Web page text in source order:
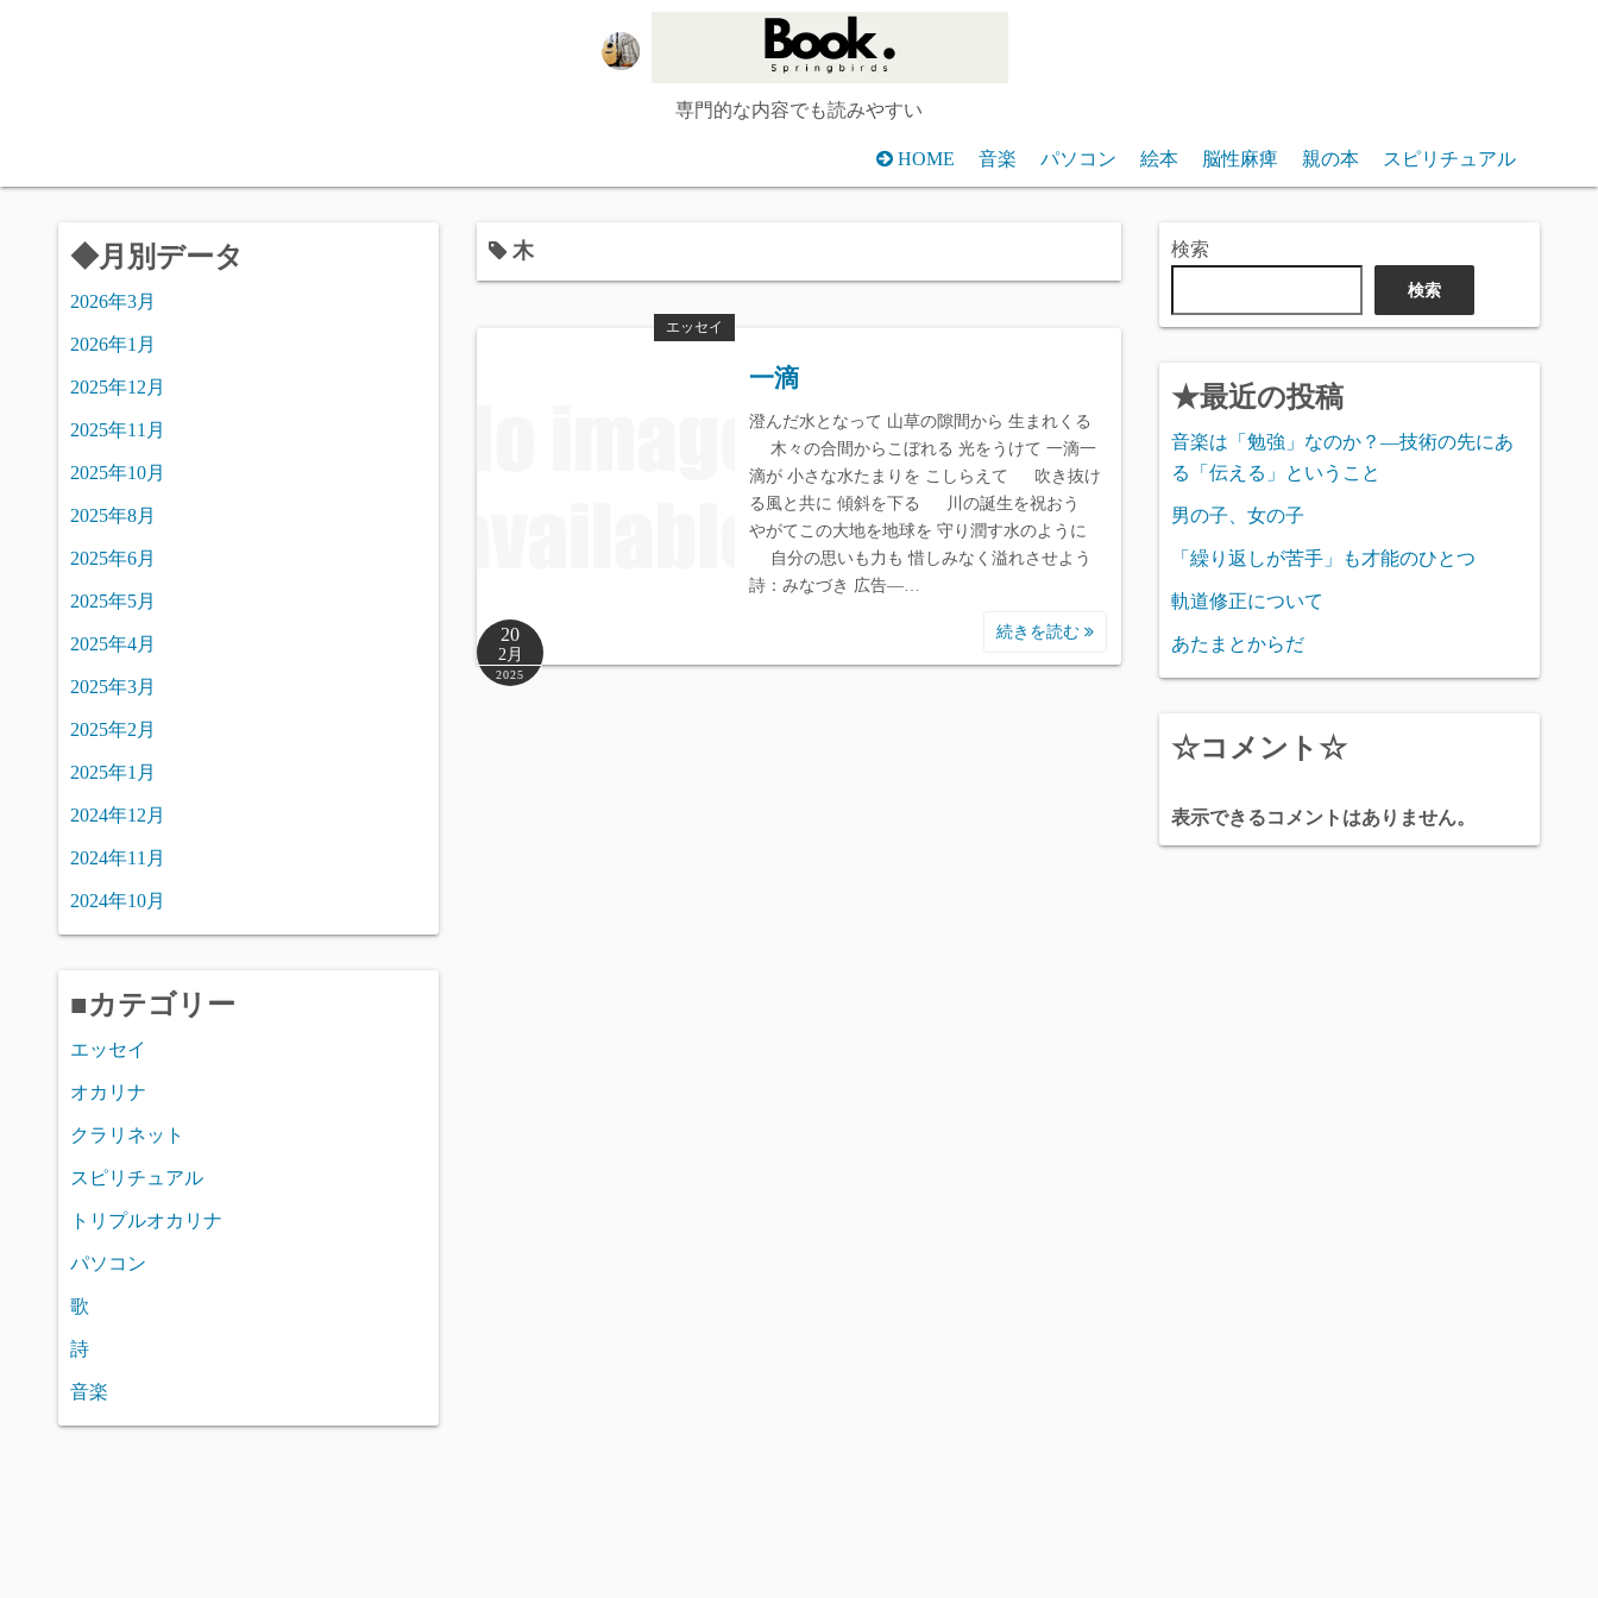
専門的な内容でも読みやすい
HOME 音楽 パソコン 絵本 脳性麻痺 親の本 スピリチュアル
木
エッセイ
20
2月
2025
一滴
澄んだ水となって 山草の隙間から 生まれくる
木々の合間からこぼれる 光をうけて 一滴一
滴が 小さな水たまりを こしらえて 吹き抜け
る風と共に 傾斜を下る 川の誕生を祝おう
やがてこの大地を地球を 守り潤す水のように
自分の思いも力も 惜しみなく溢れさせよう
詩：みなづき 広告―…
続きを読む
◆月別データ
2026年3月
2026年1月
2025年12月
2025年11月
2025年10月
2025年8月
2025年6月
2025年5月
2025年4月
2025年3月
2025年2月
2025年1月
2024年12月
2024年11月
2024年10月
■カテゴリー
エッセイ
オカリナ
クラリネット
スピリチュアル
トリプルオカリナ
パソコン
歌
詩
音楽
検索
検索
★最近の投稿
音楽は「勉強」なのか？―技術の先にあ
る「伝える」ということ
男の子、女の子
「繰り返しが苦手」も才能のひとつ
軌道修正について
あたまとからだ
☆コメント☆
表示できるコメントはありません。